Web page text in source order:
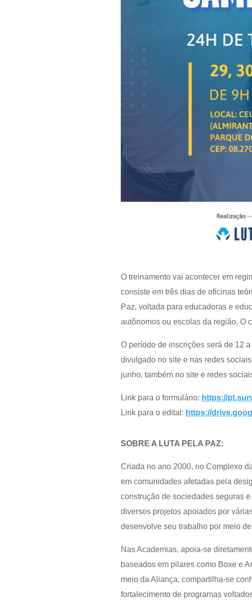
O treinamento vai acontecer em
consiste em três dias de oficinas
Paz, voltada para educadoras e
autônomos ou escolas da região. O
O período de inscrições será de 12
divulgado no site e nas redes
junho, também no site e redes
Link para o formulário: https://
Link para o edital: https://
SOBRE A LUTA PELA PAZ:
Criada no ano 2000, no Complexo
em comunidades afetadas pela
construção de sociedades seguras
diversos projetos apoiados por
desenvolve seu trabalho por meio
Nas Academias, apoia-se
baseados em pilares como Boxe e
meio da Aliança, compartilha-se
fortalecimento de programas